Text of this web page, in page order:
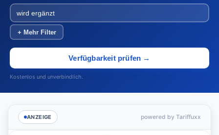
+ Mehr Filter
Verfügbarkeit prüfen →
Kostenlos und unverbindlich.
ANZEIGE powered by Tariffuxx